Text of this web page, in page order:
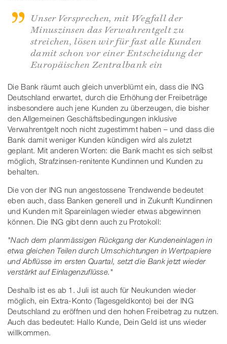
Unser Versprechen, mit Wegfall der
Minuszinsen das Verwahrentgelt zu
streichen, lösen wir für fast alle Kunden
damit schon vor einer Entscheidung der
Europäischen Zentralbank ein
Die Bank räumt auch gleich unverblümt ein, dass die ING
Deutschland erwartet, durch die Erhöhung der Freibeträge
insbesondere auch jene Kunden zu überzeugen, die bisher
den Allgemeinen Geschäftsbedingungen inklusive
Verwahrentgelt noch nicht zugestimmt haben – und dass die
Bank damit weniger Kunden kündigen wird als zuletzt
geplant. Mit anderen Worten: die Bank macht es sich selbst
möglich, Strafzinsen-renitente Kundinnen und Kunden zu
behalten.
Die von der ING nun angestossene Trendwende bedeutet
eben auch, dass Banken generell und in Zukunft Kundinnen
und Kunden mit Spareinlagen wieder etwas abgewinnen
können. Die ING gibt denn auch zu Protokoll:
"Nach dem planmässigen Rückgang der Kundeneinlagen in
etwa gleichen Teilen durch Umschichtungen in Wertpapiere
und Abflüsse im ersten Quartal, setzt die Bank jetzt wieder
verstärkt auf Einlagenzuflüsse."
Deshalb ist es ab 1. Juli ist auch für Neukunden wieder
möglich, ein Extra-Konto (Tagesgeldkonto) bei der ING
Deutschland zu eröffnen und den hohen Freibetrag zu nutzen.
Auch das bedeutet: Hallo Kunde, Dein Geld ist uns wieder
willkommen.